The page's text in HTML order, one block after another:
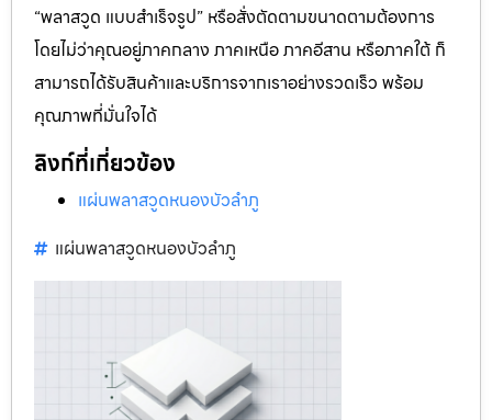
“พลาสวูด แบบสำเร็จรูป” หรือสั่งตัดตามขนาดตามต้องการ
โดยไม่ว่าคุณอยู่ภาคกลาง ภาคเหนือ ภาคอีสาน หรือภาคใต้ ก็
สามารถได้รับสินค้าและบริการจากเราอย่างรวดเร็ว พร้อม
คุณภาพที่มั่นใจได้
ลิงก์ที่เกี่ยวข้อง
แผ่นพลาสวูดหนองบัวลำภู
แผ่นพลาสวูดหนองบัวลำภู